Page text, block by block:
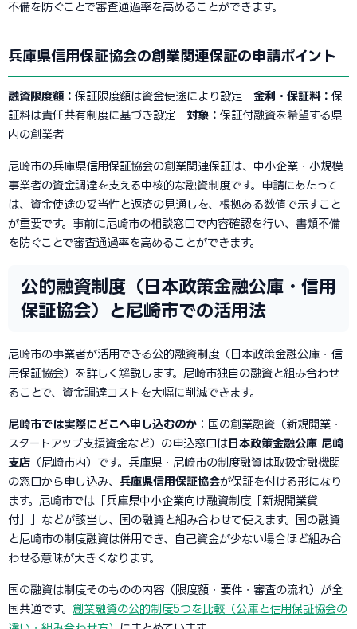
不備を防ぐことで審査通過率を高めることができます。
兵庫県信用保証協会の創業関連保証の申請ポイント
融資限度額： 保証限度額は資金使途により設定 金利・保証料： 保
証料は責任共有制度に基づき設定 対象： 保証付融資を希望する県
内の創業者
尼崎市の兵庫県信用保証協会の創業関連保証は、中小企業・小規模
事業者の資金調達を支える中核的な融資制度です。申請にあたって
は、資金使途の妥当性と返済の見通しを、根拠ある数値で示すこと
が重要です。事前に尼崎市の相談窓口で内容確認を行い、書類不備
を防ぐことで審査通過率を高めることができます。
公的融資制度（日本政策金融公庫・信用
保証協会）と尼崎市での活用法
尼崎市の事業者が活用できる公的融資制度（日本政策金融公庫・信
用保証協会）を詳しく解説します。尼崎市独自の融資と組み合わせ
ることで、資金調達コストを大幅に削減できます。
尼崎市では実際にどこへ申し込むのか ：国の創業融資（新規開業・
スタートアップ支援資金など）の申込窓口は 日本政策金融公庫 尼崎
支店 （尼崎市内）です。兵庫県・尼崎市の制度融資は取扱金融機関
の窓口から申し込み、 兵庫県信用保証協会が保証を付ける形になり
ます。尼崎市では「兵庫県中小企業向け融資制度「新規開業貸
付」」などが該当し、国の融資と組み合わせて使えます。国の融資
と尼崎市の制度融資は併用でき、自己資金が少ない場合ほど組み合
わせる意味が大きくなります。
国の融資は制度そのものの内容（限度額・要件・審査の流れ）が全
国共通です。 創業融資の公的制度5つを比較（公庫と信用保証協会の